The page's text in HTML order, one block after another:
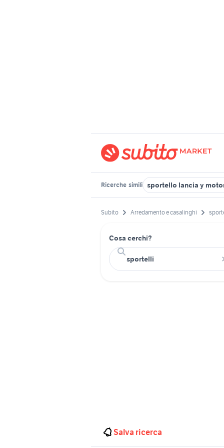
Ricerche simili sportello lancia y
Subito Arredamento e casalinghi
Cosa cerchi?
Salva ricerca